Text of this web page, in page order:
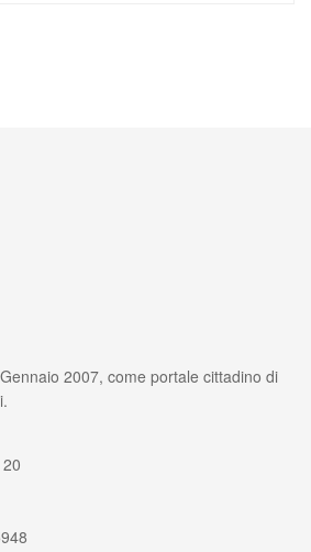
2007, come portale cittadino di